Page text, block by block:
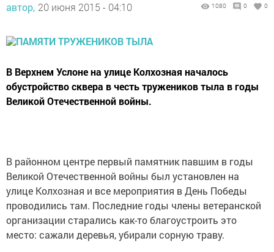
автор, 20 июня 2015 - 04:10 1080 0 0
В Верхнем Услоне на улице Колхозная началось
обустройство сквера в честь тружеников тыла в годы
Великой Отечественной войны.
В районном центре первый памятник павшим в годы
Великой Отечественной войны был установлен на
улице Колхозная и все мероприятия в День Победы
проводились там. Последние годы члены ветеранской
организации старались как-то благоустроить это
место: сажали деревья, убирали сорную траву.